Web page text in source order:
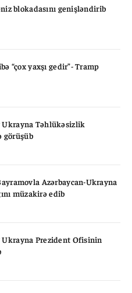
blokadasını genişləndirib
“çox yaxşı gedir”- Tramp
Ukrayna Təhlükəsizlik
görüşüb
Azərbaycan-Ukrayna
müzakirə edib
Ukrayna Prezident Ofisinin